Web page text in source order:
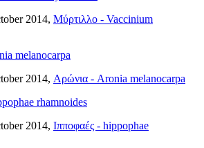
2014, Μύρτιλλο - Vaccinium
2014, Αρώνια - Aronia melanocarpa
2014, Ιπποφαές - hippophae